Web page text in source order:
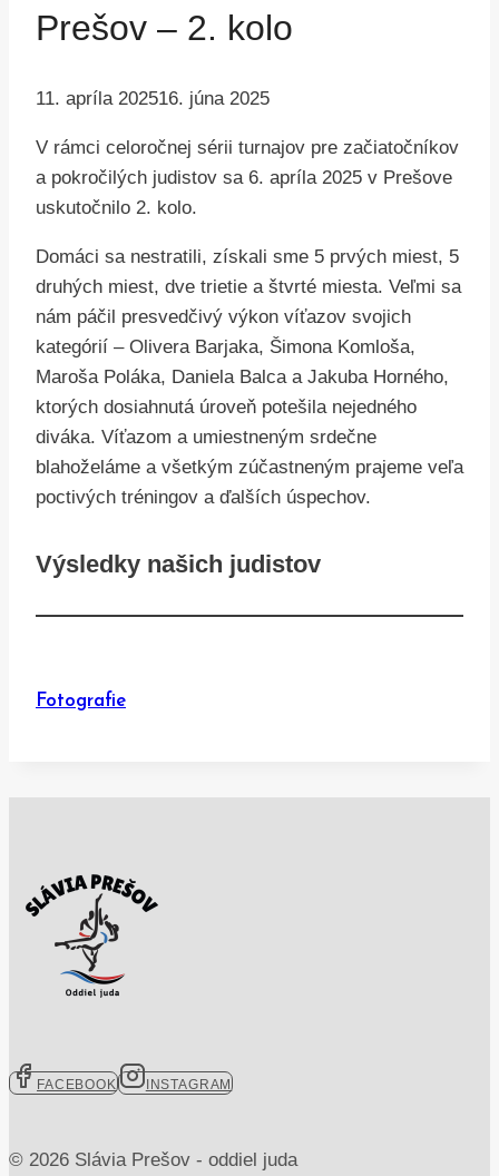
Prešov – 2. kolo
11. apríla 202516. júna 2025
V rámci celoročnej sérii turnajov pre začiatočníkov
a pokročilých judistov sa 6. apríla 2025 v Prešove
uskutočnilo 2. kolo.
Domáci sa nestratili, získali sme 5 prvých miest, 5
druhých miest, dve trietie a štvrté miesta. Veľmi sa
nám páčil presvedčivý výkon víťazov svojich
kategórií – Olivera Barjaka, Šimona Komloša,
Maroša Poláka, Daniela Balca a Jakuba Horného,
ktorých dosiahnutá úroveň potešila nejedného
diváka. Víťazom a umiestneným srdečne
blahoželáme a všetkým zúčastneným prajeme veľa
poctivých tréningov a ďalších úspechov.
Výsledky našich judistov
Fotografie
FACEBOOK INSTAGRAM
© 2026 Slávia Prešov - oddiel juda